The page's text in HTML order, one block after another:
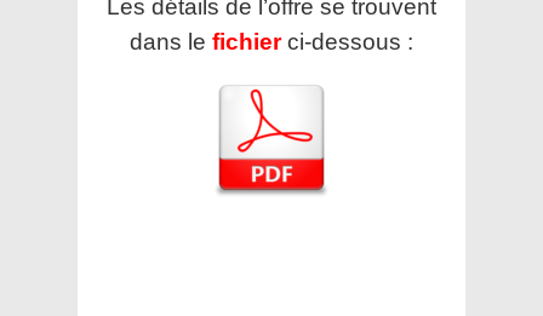
Les détails de l’offre se trouvent
dans le fichier ci-dessous :